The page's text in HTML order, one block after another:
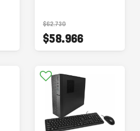
$62.730
$58.966